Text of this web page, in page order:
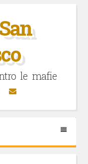
le mafie
Email